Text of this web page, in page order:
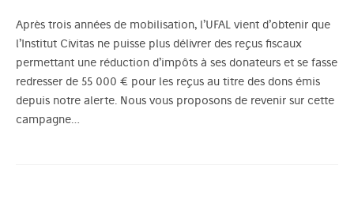
Après trois années de mobilisation, l’UFAL vient d’obtenir que
l’Institut Civitas ne puisse plus délivrer des reçus fiscaux
permettant une réduction d’impôts à ses donateurs et se fasse
redresser de 55 000 € pour les reçus au titre des dons émis
depuis notre alerte. Nous vous proposons de revenir sur cette
campagne…